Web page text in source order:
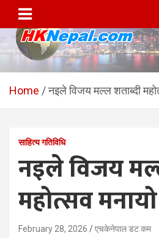
content
HKNepal.com –
सञ्चालित पहिलो
hknepal, hknepal.com, hk nepal, hk
Home नइले विजय मल्ल शताब्दी
साहित्य गतिविधि
नइले विजय
महोत्सव मनायो
February 28, 2026 एचकेनेपाल डट कम